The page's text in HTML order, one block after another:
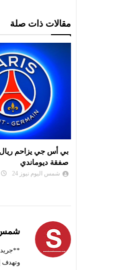
مقالات ذات صلة
الألمانية تمارا
دورة هامبورغ للتنس
شمس اليوم نيوز 24
شمس
وتهدف